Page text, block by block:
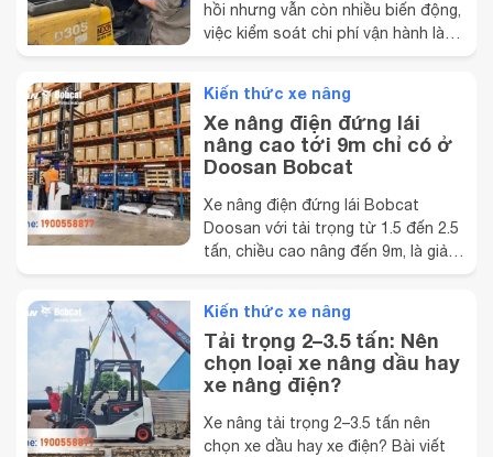
hồi nhưng vẫn còn nhiều biến động,
việc kiểm soát chi phí vận hành là
vận. Một trong những yếu tố bị bỏ
qua nhưng lại ảnh hưởng trực tiếp
đến hiệu quả hoạt động chính là
việc tiếp ...
Kiến thức xe nâng
Xe nâng điện đứng lái
nâng cao tới 9m chỉ có ở
Doosan Bobcat
Xe nâng điện đứng lái Bobcat
Doosan với tải trọng từ 1.5 đến 2.5
tấn, chiều cao nâng đến 9m, là giải
năng lượng. Trong ngành logistics,
kho bãi và nhà xưởng hiện đại, xe
nâng điện đứng lái ngày càng trở
thành lựa ...
Kiến thức xe nâng
Tải trọng 2–3.5 tấn: Nên
chọn loại xe nâng dầu hay
xe nâng điện?
Xe nâng tải trọng 2–3.5 tấn nên
chọn xe dầu hay xe điện? Bài viết